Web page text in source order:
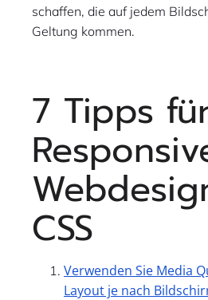
schaffen, die auf jedem
Geltung kommen.
7 Tipps
CSS
Verwenden Sie Media
Layout je nach